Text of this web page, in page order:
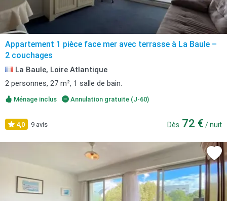
Appartement 1 pièce face mer avec terrasse à La Baule –
2 couchages
La Baule, Loire Atlantique
2 personnes, 27 m², 1 salle de bain.
Ménage inclus Annulation gratuite (J-60)
4,0 9 avis Dès 72 € / nuit